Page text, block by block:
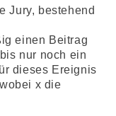
Jury, bestehend
einen Beitrag
bis nur noch ein
dieses Ereignis
wobei x die